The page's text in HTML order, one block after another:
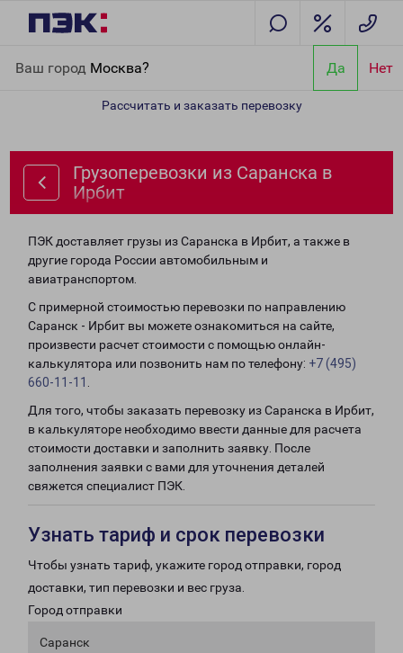
Ваш город Москва? Да Нет
Рассчитать и заказать перевозку
Грузоперевозки из Саранска в
Ирбит
ПЭК доставляет грузы из Саранска в Ирбит, а также в
другие города России автомобильным и
авиатранспортом.
С примерной стоимостью перевозки по направлению
Саранск - Ирбит вы можете ознакомиться на сайте,
произвести расчет стоимости с помощью онлайн-
калькулятора или позвонить нам по телефону: +7 (495)
660-11-11
Для того, чтобы заказать перевозку из Саранска в Ирбит,
в калькуляторе необходимо ввести данные для расчета
стоимости доставки и заполнить заявку. После
заполнения заявки с вами для уточнения деталей
свяжется специалист ПЭК.
Узнать тариф и срок перевозки
Чтобы узнать тариф, укажите город отправки, город
доставки, тип перевозки и вес груза.
Город отправки
Саранск